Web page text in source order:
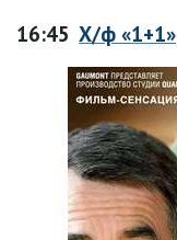
16:45 Х/ф «1+1»